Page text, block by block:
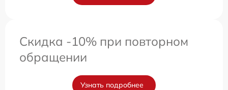
Скидка -10% при повторном
обращении
Узнать подробнее